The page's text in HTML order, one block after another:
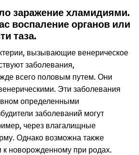
заражение хламидиями.
воспаление органов или
таза.
вызывающие венерическое
заболевания,
всего половым путем. Они
Эти заболевания
определенными
заболеваний могут
через влагалищные
Однако возможна также
к новорожденному при родах.